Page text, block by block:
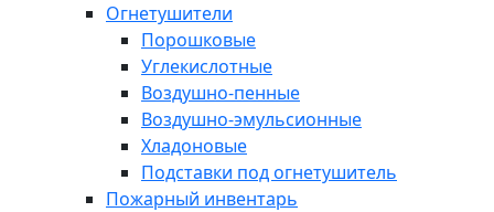
Огнетушители
Порошковые
Углекислотные
Воздушно-пенные
Воздушно-эмульсионные
Хладоновые
Подставки под огнетушитель
Пожарный инвентарь